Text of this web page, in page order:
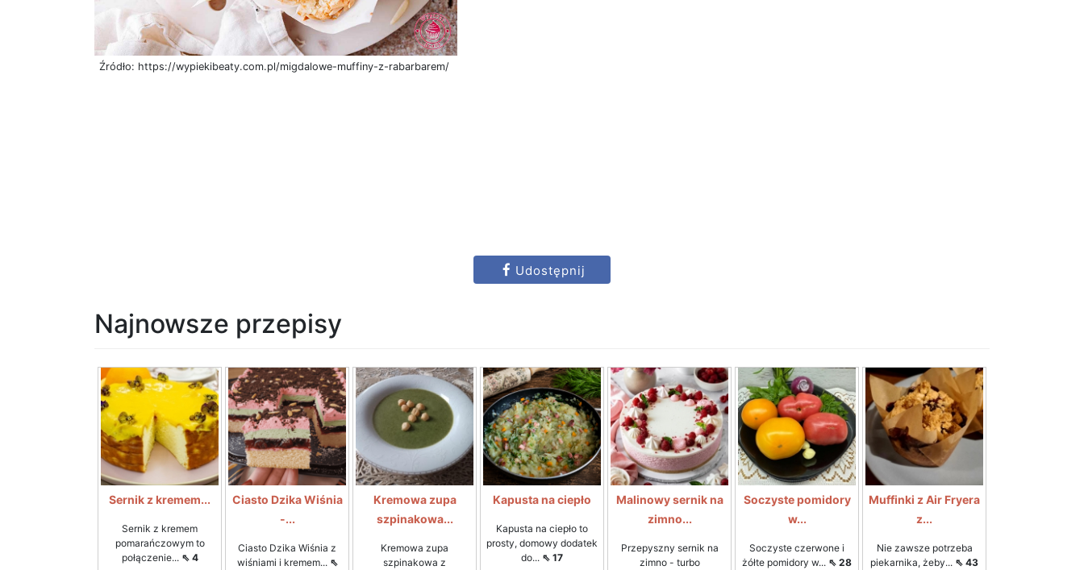
Źródło: https://wypiekibeaty.com.pl/migdalowe-muffiny-z-rabarbarem/
Udostępnij
Najnowsze przepisy
Sernik z kremem...
Sernik z kremem
pomarańczowym to
połączenie... ⇖ 4
Ciasto Dzika Wiśnia
-...
Ciasto Dzika Wiśnia z
wiśniami i kremem... ⇖
Kremowa zupa
szpinakowa...
Kremowa zupa
szpinakowa z
Kapusta na ciepło
Kapusta na ciepło to
prosty, domowy dodatek
do... ⇖ 17
Malinowy sernik na
zimno...
Przepyszny sernik na
zimno - turbo
Soczyste pomidory
w...
Soczyste czerwone i
żółte pomidory w... ⇖ 28
Muffinki z Air Fryera
z...
Nie zawsze potrzeba
piekarnika, żeby... ⇖ 43